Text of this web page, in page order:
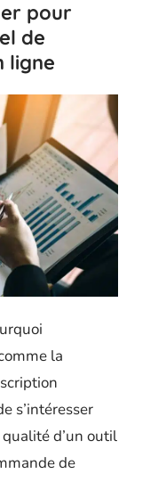
pour
de
ligne
la
s’intéresser
d’un outil
de